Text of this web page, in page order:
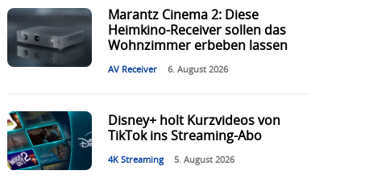
Marantz Cinema 2: Diese
Heimkino-Receiver sollen das
Wohnzimmer erbeben lassen
AV Receiver 6. August 2026
Disney+ holt Kurzvideos von
TikTok ins Streaming-Abo
4K Streaming 5. August 2026